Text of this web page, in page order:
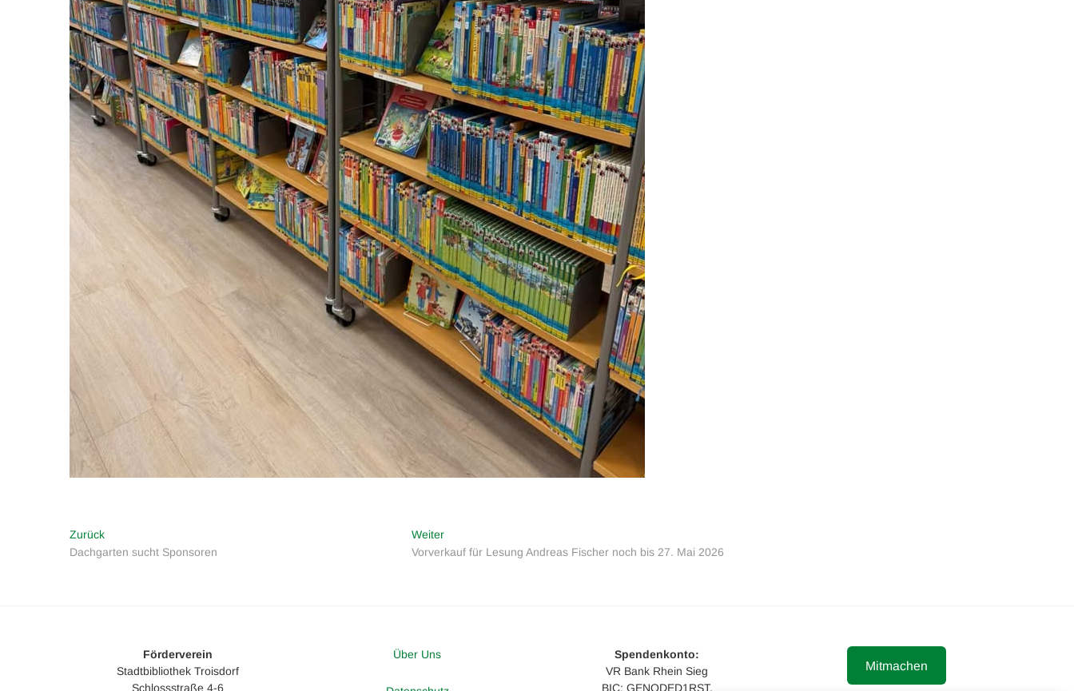
Beitragsnavigation
ZurückVorheriger
Beitrag:
Dachgarten sucht Sponsoren
WeiterNächster
Beitrag:
Vorverkauf für Lesung Andreas Fischer noch bis 27. Mai 2026
Förderverein
Stadtbibliothek Troisdorf
Schlossstraße 4-6
Über Uns
Spendenkonto:
VR Bank Rhein Sieg
BIC: GENODED1RST,
Mitmachen